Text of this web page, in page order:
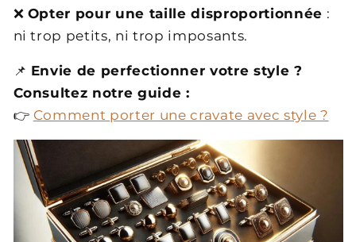
❌ Opter pour une taille disproportionnée :
ni trop petits, ni trop imposants.
📌 Envie de perfectionner votre style ?
Consultez notre guide :
👉 Comment porter une cravate avec style ?